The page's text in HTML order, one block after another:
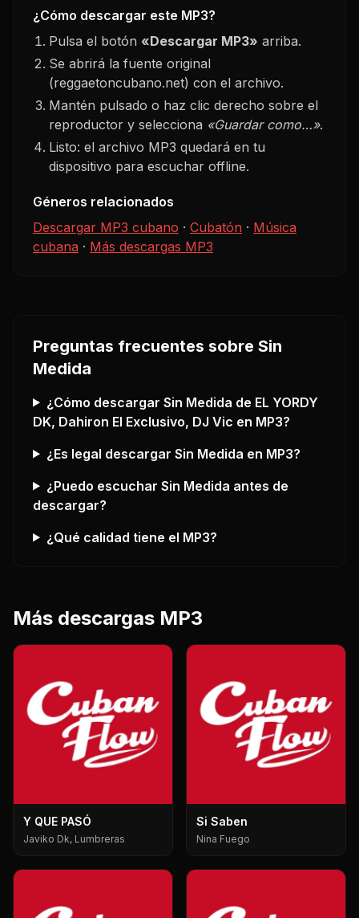
¿Cómo descargar este MP3?
Pulsa el botón «Descargar MP3» arriba.
Se abrirá la fuente original
(reggaetoncubano.net) con el archivo.
Mantén pulsado o haz clic derecho sobre el
reproductor y selecciona «Guardar como…».
Listo: el archivo MP3 quedará en tu
dispositivo para escuchar offline.
Géneros relacionados
Descargar MP3 cubano · Cubatón · Música
cubana · Más descargas MP3
Preguntas frecuentes sobre Sin
Medida
¿Cómo descargar Sin Medida de EL YORDY
DK, Dahiron El Exclusivo, DJ Vic en MP3?
¿Es legal descargar Sin Medida en MP3?
¿Puedo escuchar Sin Medida antes de
descargar?
¿Qué calidad tiene el MP3?
Más descargas MP3
Y QUE PASÓ
Javiko Dk, Lumbreras
Si Saben
Nina Fuego